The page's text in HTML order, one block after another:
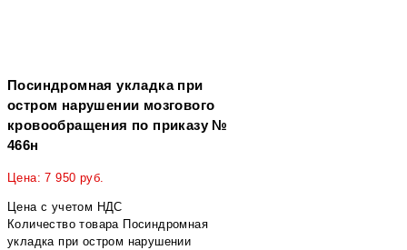
Посиндромная укладка при
остром нарушении мозгового
кровообращения по приказу №
466н
Цена:7 950 руб.
Цена с учетом НДС
Количество товара Посиндромная
укладка при остром нарушении